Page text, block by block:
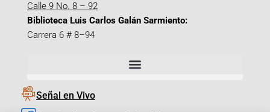
Calle 9 No. 8 – 92
Biblioteca Luis Carlos Galán Sarmiento:
Carrera 6 # 8–94
Señal en Vivo